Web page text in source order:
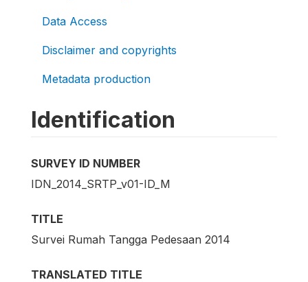
Data Access
Disclaimer and copyrights
Metadata production
Identification
SURVEY ID NUMBER
IDN_2014_SRTP_v01-ID_M
TITLE
Survei Rumah Tangga Pedesaan 2014
TRANSLATED TITLE